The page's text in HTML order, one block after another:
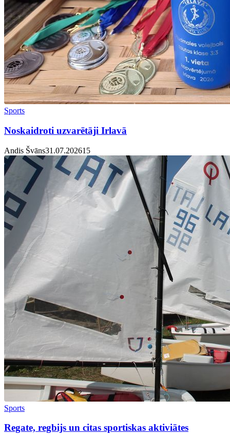
Sports
Noskaidroti uzvarētāji Irlavā
Andis Švāns31.07.20261 5
Sports
Regate, regbijs un citas sportiskas aktiviātes